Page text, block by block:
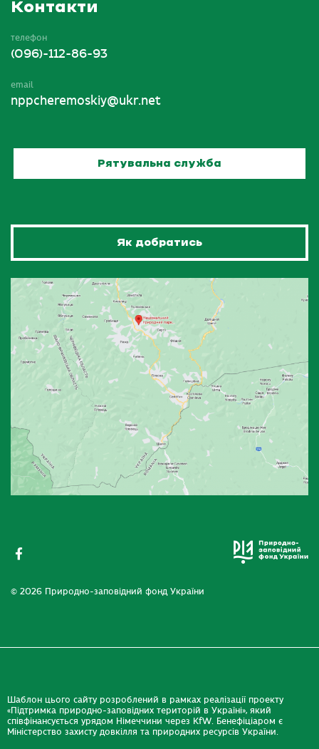
Контакти
телефон
(096)-112-86-93
email
nppcheremoskiy@ukr.net
Рятувальна служба
Як добратись
© 2026 Природно-заповідний фонд України
Шаблон цього сайту розроблений в рамках реалізації проекту
«Підтримка природно-заповідних територій в Україні», який
співфінансується урядом Німеччини через KfW. Бенефіціаром є
Міністерство захисту довкілля та природних ресурсів України.